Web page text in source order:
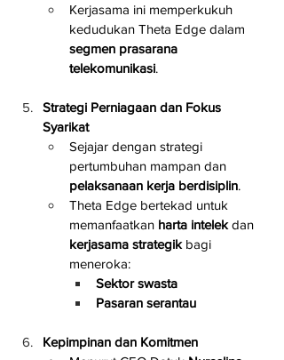
Kerjasama ini memperkukuh
kedudukan Theta Edge dalam
segmen prasarana
telekomunikasi.
Strategi Perniagaan dan Fokus
Syarikat
Sejajar dengan strategi
pertumbuhan mampan dan
pelaksanaan kerja berdisiplin.
Theta Edge bertekad untuk
memanfaatkan harta intelek dan
kerjasama strategik bagi
meneroka:
Sektor swasta
Pasaran serantau
Kepimpinan dan Komitmen